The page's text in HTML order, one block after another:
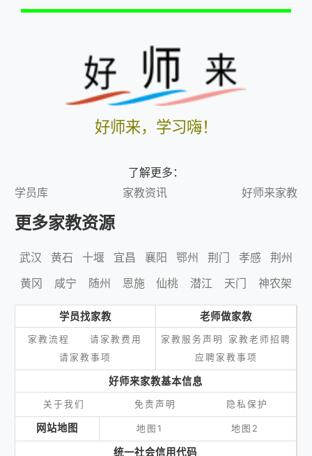
好师来，学习嗨！
了解更多：
学员库
家教资讯 好师来家教
更多家教资源
武汉 黄石 十堰 宜昌 襄阳 鄂州 荆门 孝感
荆州
黄冈
咸宁 随州 恩施 仙桃 潜江 天门 神农架
学员找家教
家教流程
请家教费用
请家教事项
老师做家教
家教服务声明
家教老师招聘
应聘家教事项
好师来家教基本信息
关于我们 免责声明 隐私保护
网站地图 地图1 地图2
统一社会信用代码